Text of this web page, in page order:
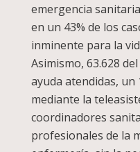
emergencia
en un 43% de los
inminente para la
Asimismo, 63.628
ayuda atendidas,
mediante la
coordinadores
profesionales de la